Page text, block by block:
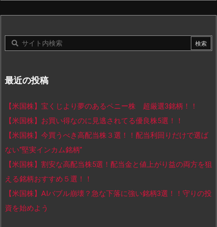
最近の投稿
【米国株】宝くじより夢のあるペニー株 超厳選3銘柄！！
【米国株】お買い得なのに見逃されてる優良株5選！！
【米国株】今買うべき高配当株３選！！配当利回りだけで選ば
ない“堅実インカム銘柄”
【米国株】割安な高配当株5選！配当金と値上がり益の両方を狙
える銘柄おすすめ５選！！
【米国株】AIバブル崩壊？急な下落に強い銘柄3選！！守りの投
資を始めよう